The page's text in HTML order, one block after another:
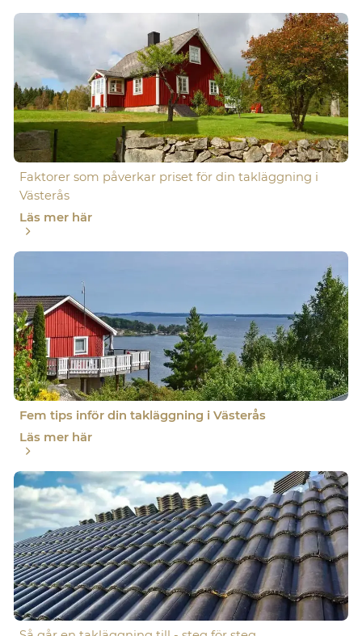
Faktorer som påverkar priset för din takläggning i
Västerås
Läs mer här
Fem tips inför din takläggning i Västerås
Läs mer här